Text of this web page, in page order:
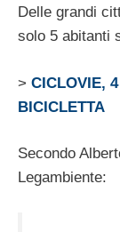
Delle grandi
solo 5 abitanti
> CICLOVIE,
BICICLETTA
Secondo
Legambiente: